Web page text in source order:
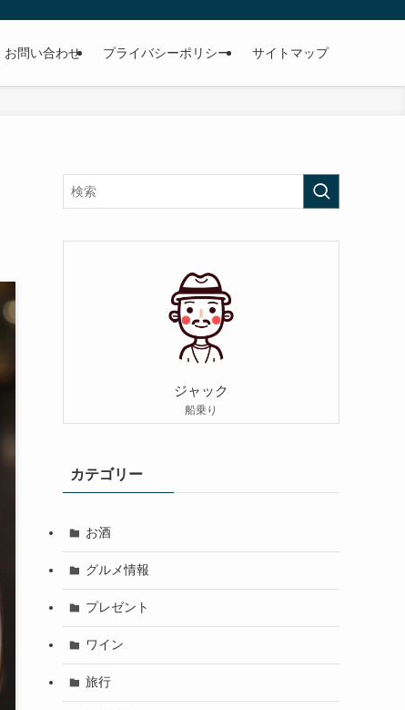
お問い合わせ プライバシーポリシー サイトマップ
ジャック
船乗り
カテゴリー
お酒
グルメ情報
プレゼント
ワイン
旅行